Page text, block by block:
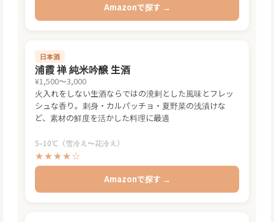
Amazonで探す →
日本酒
浦霞 禅 純米吟醸 生酒
¥1,500〜3,000
火入れをしない生酒ならではの溌剌とした風味とフレッ
シュな香り。刺身・カルパッチョ・夏野菜の浅漬けな
ど、素材の鮮度を活かした料理に最適
5–10℃（雪冷え〜花冷え）
★★★★☆
Amazonで探す →